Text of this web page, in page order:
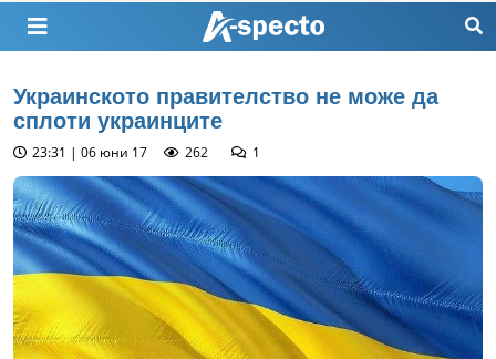
Украинското правителство не може да
сплоти украинците
23:31 | 06 юни 17 262 1